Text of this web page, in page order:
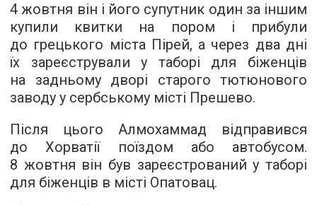
4 жовтня він і його супутник один за іншим
купили квитки на пором і прибули
до грецького міста Пірей, а через два дні
їх зареєстрували у таборі для біженців
на задньому дворі старого тютюнового
заводу у сербському місті Прешево.
Після цього Алмохаммад відправився
до Хорватії поїздом або автобусом.
8 жовтня він був зареєстрований у таборі
для біженців в місті Опатовац.